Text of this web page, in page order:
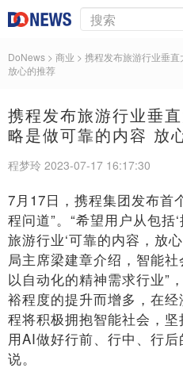
DoNews > 商业 > 携程发布旅游行业垂
放心的推荐
携程发布旅游行业垂
略是做可靠的内容 放
程梦玲 2023-07-17 16:17:30
7月17日，携程集团发布首
程问道”。“希望用户从包括
旅游行业‘可靠的内容，放
局主席梁建章介绍，智能
以自动化的精神需求行业”
裕程度的提升而增多，在
程将积极拥抱智能社会，
用AI做好行前、行中、行
说。